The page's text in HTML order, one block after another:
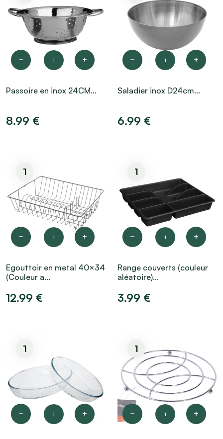
1
Passoire en inox 24CM...
8.99 €
1
Saladier inox D24cm...
6.99 €
1
1
Egouttoir en metal 40×34
(Couleur a...
12.99 €
1
1
Range couverts (couleur
aléatoire)...
3.99 €
1
1
1
1